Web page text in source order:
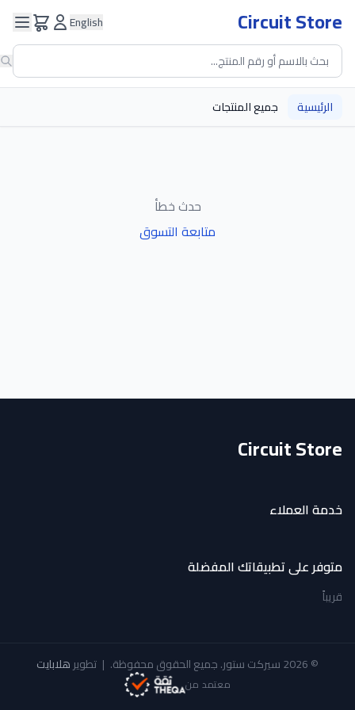
Circuit Store
English
الرئيسية جميع المنتجات
حدث خطأ
متابعة التسوق
Circuit Store
خدمة العملاء
متوفر على تطبيقاتك المفضلة
قريباً
© 2026 سيركت ستور. جميع الحقوق محفوظة. | تطويرهلابايت
معتمد من